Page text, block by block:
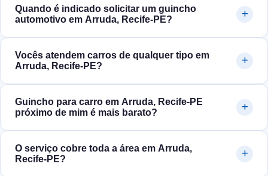
Quando é indicado solicitar um guincho
automotivo em Arruda, Recife‑PE?
Vocês atendem carros de qualquer tipo em
Arruda, Recife‑PE?
Guincho para carro em Arruda, Recife‑PE
próximo de mim é mais barato?
O serviço cobre toda a área em Arruda,
Recife‑PE?